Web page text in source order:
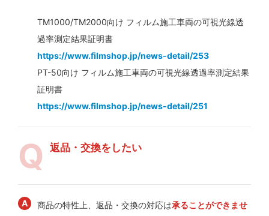
TM1000/TM2000向け フィルム施工車両の可視光線透
過率測定結果証明書
https://www.filmshop.jp/news-detail/253
PT-50向け フィルム施工車両の可視光線透過率測定結果
証明書
https://www.filmshop.jp/news-detail/251
返品・交換をしたい
商品の特性上、返品・交換の対応は承ることができませ